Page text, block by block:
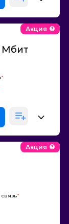
Мбит
Акция
*
Акция
*